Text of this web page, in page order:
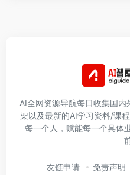
AI全网资源导航每日收集国
架以及最新的AI学习资料/课
每一个人，赋能每一个具体
友链申请 免责声明